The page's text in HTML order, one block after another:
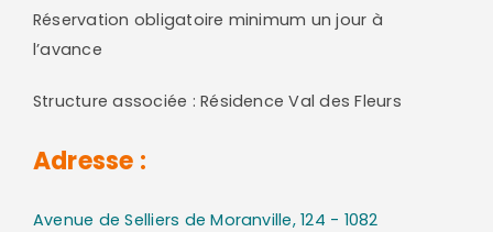
Réservation obligatoire minimum un jour à
l’avance
Structure associée : Résidence Val des Fleurs
Adresse :
Avenue de Selliers de Moranville, 124 - 1082